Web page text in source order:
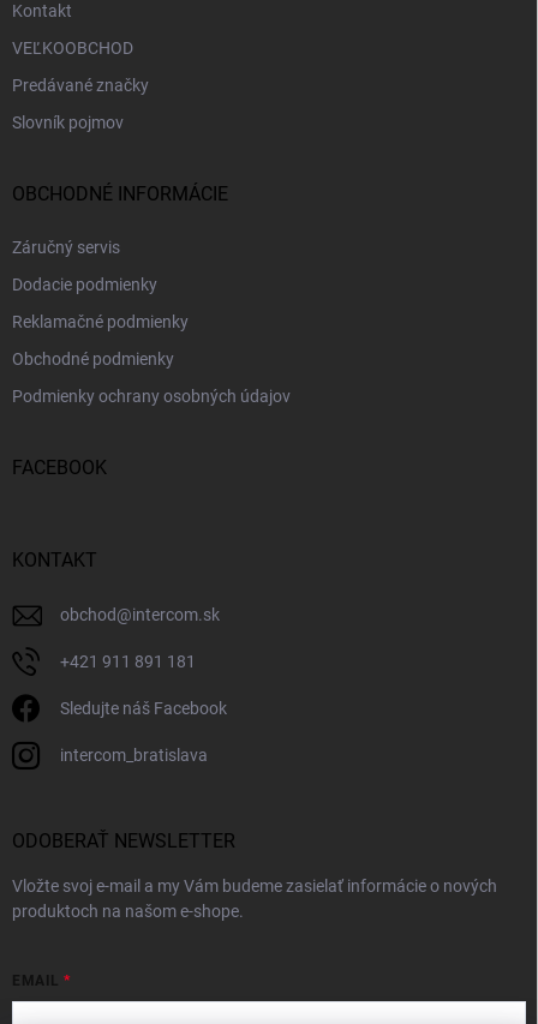
Kontakt
VEĽKOOBCHOD
Predávané značky
Slovník pojmov
OBCHODNÉ INFORMÁCIE
Záručný servis
Dodacie podmienky
Reklamačné podmienky
Obchodné podmienky
Podmienky ochrany osobných údajov
FACEBOOK
KONTAKT
obchod@intercom.sk
+421 911 891 181
Sledujte náš Facebook
intercom_bratislava
ODOBERAŤ NEWSLETTER
Vložte svoj e-mail a my Vám budeme zasielať informácie o nových
produktoch na našom e-shope.
EMAIL